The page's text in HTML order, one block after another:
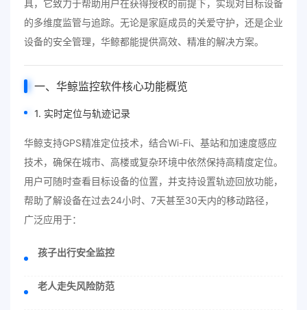
具，它致力于帮助用户在获得授权的前提下，实现对目标设备
的多维度监管与追踪。无论是家庭成员的关爱守护，还是企业
设备的安全管理，华鲸都能提供高效、精准的解决方案。
一、华鲸监控软件核心功能概览
1. 实时定位与轨迹记录
华鲸支持GPS精准定位技术，结合Wi-Fi、基站和加速度感应
技术，确保在城市、高楼或复杂环境中依然保持高精度定位。
用户可随时查看目标设备的位置，并支持设置轨迹回放功能，
帮助了解设备在过去24小时、7天甚至30天内的移动路径，
广泛应用于：
孩子出行安全监控
老人走失风险防范